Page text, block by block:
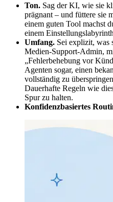
Ton. Sag der KI, wie sie
prägnant – und füttere sie
einem guten Tool machst
einem
Umfang. Sei explizit, was
Medien-Support-Admin,
„Fehlerbehebung vor
Agenten sogar, einen
vollständig zu
Dauerhafte Regeln wie
Spur zu halten.
Konfidenzbasiertes